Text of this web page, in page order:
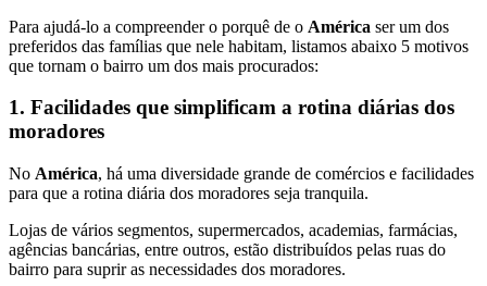
Para ajudá-lo a compreender o porquê de o América ser um dos
preferidos das famílias que nele habitam, listamos abaixo 5 motivos
que tornam o bairro um dos mais procurados:
1. Facilidades que simplificam a rotina diárias dos
moradores
No América, há uma diversidade grande de comércios e facilidades
para que a rotina diária dos moradores seja tranquila.
Lojas de vários segmentos, supermercados, academias, farmácias,
agências bancárias, entre outros, estão distribuídos pelas ruas do
bairro para suprir as necessidades dos moradores.